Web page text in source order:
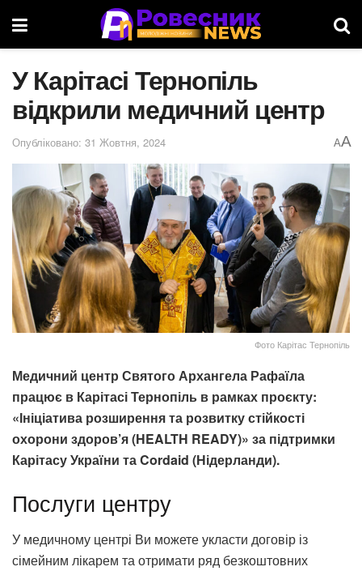
У Карітасі Тернопіль
відкрили медичний центр
Опубліковано: 31 Жовтня, 2024 AA
Фото Карітас Тернопіль
Медичний центр Святого Архангела Рафаїла
працює в Карітасі Тернопіль в рамках проєкту:
«Ініціатива розширення та розвитку стійкості
охорони здоров’я (HEALTH READY)» за підтримки
Карітасу України та Cordaid (Нідерланди).
Послуги центру
У медичному центрі Ви можете укласти договір із
сімейним лікарем та отримати ряд безкоштовних